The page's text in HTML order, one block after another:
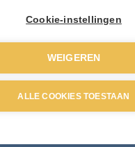
Cookie-instellingen
WEIGEREN
ALLE COOKIES TOESTAAN